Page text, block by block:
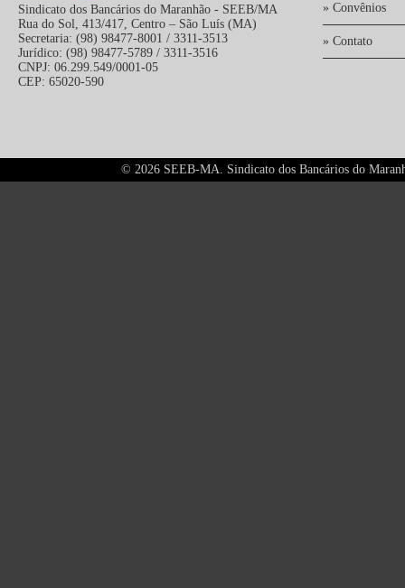
Sindicato dos Bancários do Maranhão - SEEB/MA
Rua do Sol, 413/417, Centro – São Luís (MA)
Secretaria: (98) 98477-8001 / 3311-3513
Jurídico: (98) 98477-5789 / 3311-3516
CNPJ: 06.299.549/0001-05
CEP: 65020-590
» Convênios
» Contato
© 2026 SEEB-MA. Sindicato dos Bancários do